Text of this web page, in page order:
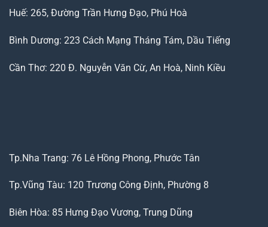
Huế: 265, Đường Trần Hưng Đạo, Phú Hoà
Bình Dương: 223 Cách Mạng Tháng Tám, Dầu Tiếng
Cần Thơ: 220 Đ. Nguyễn Văn Cừ, An Hoà, Ninh Kiều
Tp.Nha Trang: 76 Lê Hồng Phong, Phước Tân
Tp.Vũng Tàu: 120 Trương Công Định, Phường 8
Biên Hòa: 85 Hưng Đạo Vương, Trung Dũng